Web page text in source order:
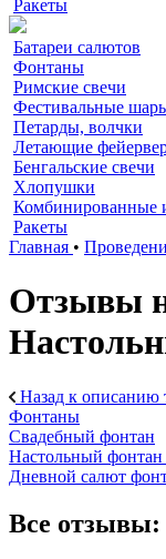
Ракеты
Батареи салютов
Фонтаны
Римские свечи
Фестивальные
Петарды, волчки
Летающие
Бенгальские свечи
Хлопушки
Комбинированные
Ракеты
Главная •
Отзывы
Назад к описанию
Фонтаны
Свадебный фонтан
Настольный фонтан
Дневной салют
Все отзывы: